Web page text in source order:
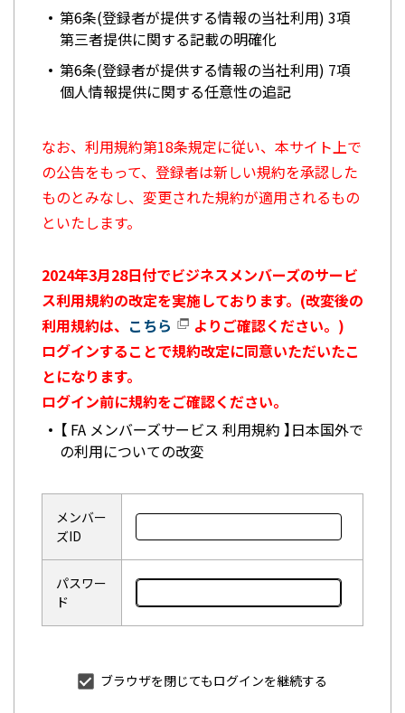
第6条(登録者が提供する情報の当社利用) 3項
第三者提供に関する記載の明確化
第6条(登録者が提供する情報の当社利用) 7項
個人情報提供に関する任意性の追記
なお、利用規約第18条規定に従い、本サイト上で
の公告をもって、登録者は新しい規約を承認した
ものとみなし、変更された規約が適用されるもの
といたします。
2024年3月28日付でビジネスメンバーズのサービ
ス利用規約の改定を実施しております。(改変後の
利用規約は、 こちら
よりご確認ください。)
ログインすることで規約改定に同意いただいたこ
とになります。
ログイン前に規約をご確認ください。
【 FA メンバーズサービス 利用規約 】日本国外で
の利用についての改変
メンバー
ズID
パスワー
ド
ブラウザを閉じてもログインを継続する